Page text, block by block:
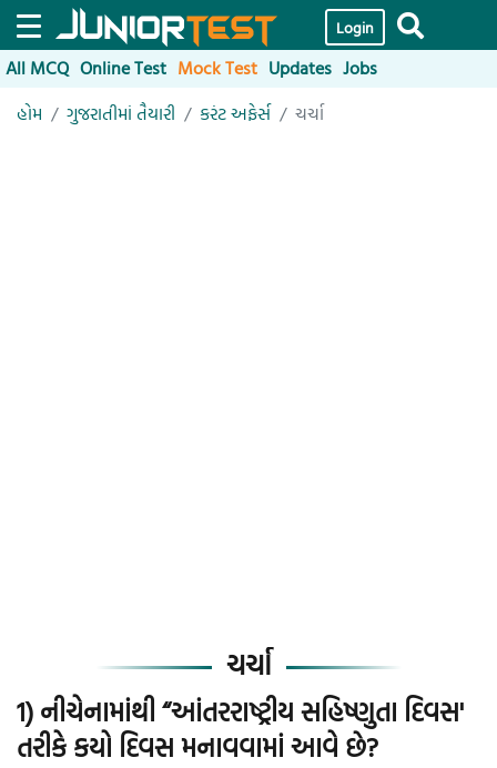
Login
All MCQ Online Test Mock Test Updates Jobs
હોમ
ગુજરાતીમાં તૈયારી કરંટ અફેર્સ ચર્ચા
ચર્ચા
1) નીચેનામાંથી “આંતરરાષ્ટ્રીય સહિષ્ણુતા દિવસ'
તરીકે કયો દિવસ મનાવવામાં આવે છે?